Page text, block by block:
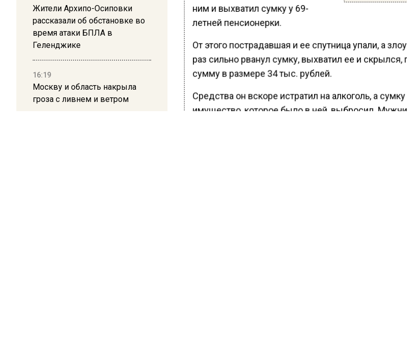
Жители Архипо-Осиповки
рассказали об обстановке во
время атаки БПЛА в
Геленджике
16:19
Москву и область накрыла
гроза с ливнем и ветром
ним и выхватил сумку у 69-
летней пенсионерки.
От этого пострадавшая и ее спутница упали, а
раз сильно рванул сумку, выхватил ее и
сумму в размере 34 тыс. рублей.
Средства он вскоре истратил на алкоголь, а
имущество, которое было в ней, выбросил.